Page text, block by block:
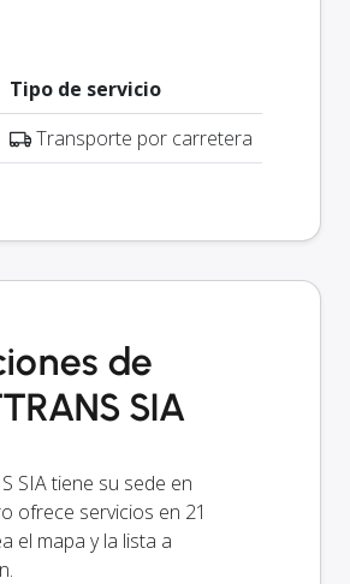
Tipo de servicio
Transporte por carretera
de
SIA
SIA tiene su sede en
ofrece servicios en 21
el mapa y la lista a